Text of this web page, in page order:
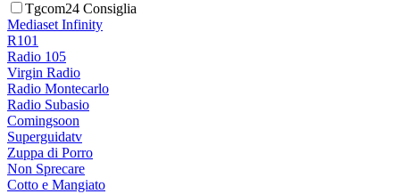
Tgcom24 Consiglia
Mediaset Infinity
R101
Radio 105
Virgin Radio
Radio Montecarlo
Radio Subasio
Comingsoon
Superguidatv
Zuppa di Porro
Non Sprecare
Cotto e Mangiato